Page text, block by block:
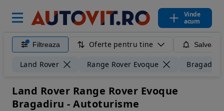
Vinde
acum
Filtreaza Oferte pentru tine
Land Rover Range Rover Evoque Bragadiru
Land Rover Range Rover Evoque
Bragadiru - Autoturisme